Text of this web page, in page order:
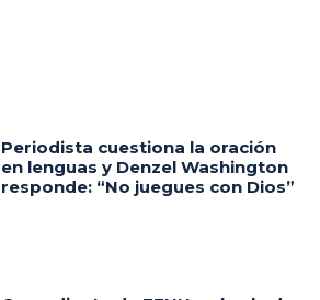
Periodista cuestiona la oración
en lenguas y Denzel Washington
responde: “No juegues con Dios”